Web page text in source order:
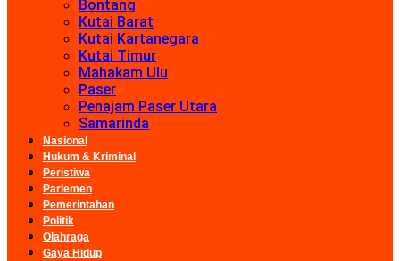
Bontang
Kutai Barat
Kutai Kartanegara
Kutai Timur
Mahakam Ulu
Paser
Penajam Paser Utara
Samarinda
Nasional
Hukum & Kriminal
Peristiwa
Parlemen
Pemerintahan
Politik
Olahraga
Gaya Hidup